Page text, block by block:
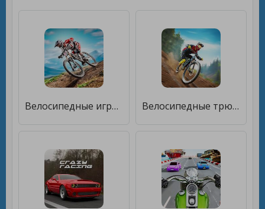
Велосипедные игры BMX [Мод меню] Велосипедные трюки 2 [Много монет]